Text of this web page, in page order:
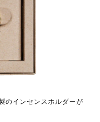
のインセンスホルダーが